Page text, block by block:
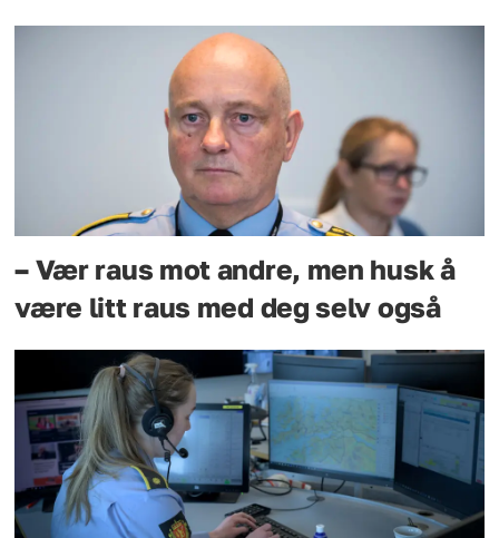
– Vær raus mot andre, men husk å
være litt raus med deg selv også